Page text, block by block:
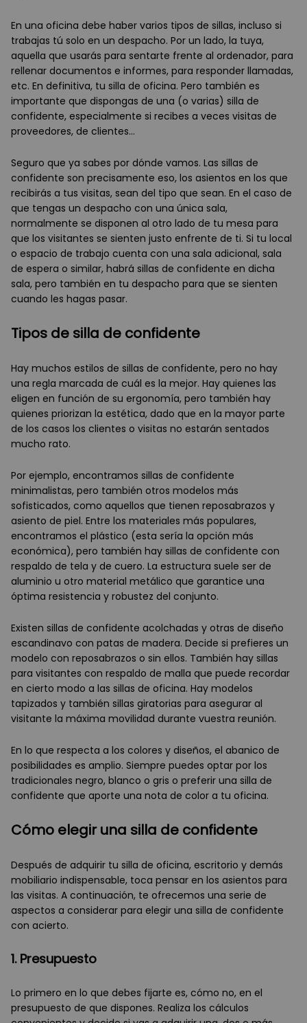
En una oficina debe haber varios tipos de sillas, incluso si
trabajas tú solo en un despacho. Por un lado, la tuya,
aquella que usarás para sentarte frente al ordenador, para
rellenar documentos e informes, para responder llamadas,
etc. En definitiva, tu silla de oficina. Pero también es
importante que dispongas de una (o varias) silla de
confidente, especialmente si recibes a veces visitas de
proveedores, de clientes…
Seguro que ya sabes por dónde vamos. Las sillas de
confidente son precisamente eso, los asientos en los que
recibirás a tus visitas, sean del tipo que sean. En el caso de
que tengas un despacho con una única sala,
normalmente se disponen al otro lado de tu mesa para
que los visitantes se sienten justo enfrente de ti. Si tu local
o espacio de trabajo cuenta con una sala adicional, sala
de espera o similar, habrá sillas de confidente en dicha
sala, pero también en tu despacho para que se sienten
cuando les hagas pasar.
Tipos de silla de confidente
Hay muchos estilos de sillas de confidente, pero no hay
una regla marcada de cuál es la mejor. Hay quienes las
eligen en función de su ergonomía, pero también hay
quienes priorizan la estética, dado que en la mayor parte
de los casos los clientes o visitas no estarán sentados
mucho rato.
Por ejemplo, encontramos sillas de confidente
minimalistas, pero también otros modelos más
sofisticados, como aquellos que tienen reposabrazos y
asiento de piel. Entre los materiales más populares,
encontramos el plástico (esta sería la opción más
económica), pero también hay sillas de confidente con
respaldo de tela y de cuero. La estructura suele ser de
aluminio u otro material metálico que garantice una
óptima resistencia y robustez del conjunto.
Existen sillas de confidente acolchadas y otras de diseño
escandinavo con patas de madera. Decide si prefieres un
modelo con reposabrazos o sin ellos. También hay sillas
para visitantes con respaldo de malla que puede recordar
en cierto modo a las sillas de oficina. Hay modelos
tapizados y también sillas giratorias para asegurar al
visitante la máxima movilidad durante vuestra reunión.
En lo que respecta a los colores y diseños, el abanico de
posibilidades es amplio. Siempre puedes optar por los
tradicionales negro, blanco o gris o preferir una silla de
confidente que aporte una nota de color a tu oficina.
Cómo elegir una silla de confidente
Después de adquirir tu silla de oficina, escritorio y demás
mobiliario indispensable, toca pensar en los asientos para
las visitas. A continuación, te ofrecemos una serie de
aspectos a considerar para elegir una silla de confidente
con acierto.
1. Presupuesto
Lo primero en lo que debes fijarte es, cómo no, en el
presupuesto de que dispones. Realiza los cálculos